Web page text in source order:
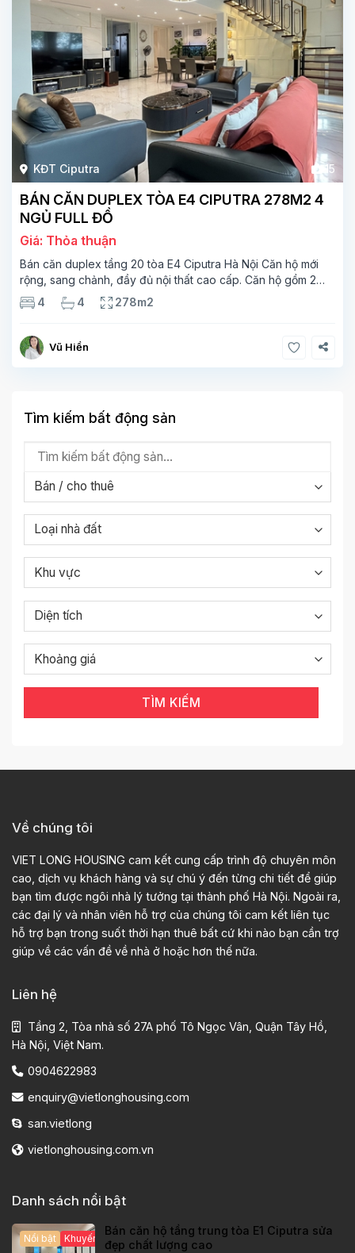
KĐT Ciputra 15
BÁN CĂN DUPLEX TÒA E4 CIPUTRA 278M2 4
NGỦ FULL ĐỒ
Giá: Thỏa thuận
Bán căn duplex tầng 20 tòa E4 Ciputra Hà Nội Căn hộ mới
rộng, sang chảnh, đầy đủ nội thất cao cấp. Căn hộ gồm 2
tầng. Tầng 1 rộng 142m2 bao gồm phòng khách, phòng ăn,
phòng bếp, 2 phòng ngủ,
4 4 278m2
Vũ Hiền
Tìm kiếm bất động sản
TÌM KIẾM
Về chúng tôi
VIET LONG HOUSING cam kết cung cấp trình độ chuyên môn
cao, dịch vụ khách hàng và sự chú ý đến từng chi tiết để giúp
bạn tìm được ngôi nhà lý tưởng tại thành phố Hà Nội. Ngoài ra,
các đại lý và nhân viên hỗ trợ của chúng tôi cam kết liên tục
hỗ trợ bạn trong suốt thời hạn thuê bất cứ khi nào bạn cần trợ
giúp về các vấn đề về nhà ở hoặc hơn thế nữa.
Liên hệ
Tầng 2, Tòa nhà số 27A phố Tô Ngọc Vân, Quận Tây Hồ,
Hà Nội, Việt Nam.
0904622983
enquiry@vietlonghousing.com
san.vietlong
vietlonghousing.com.vn
Danh sách nổi bật
Nổi bật Khuyến mại hấp dẫn
Bán căn hộ tầng trung tòa E1 Ciputra sửa
đẹp chất lượng cao